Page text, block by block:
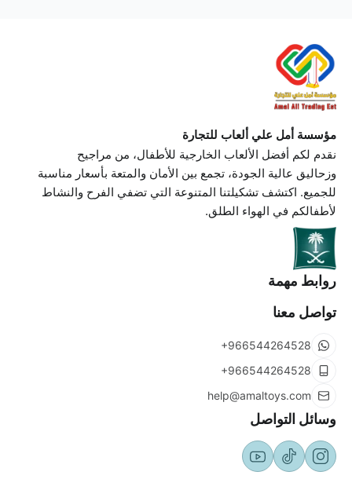
مؤسسة أمل علي ألعاب للتجارة
نقدم لكم أفضل الألعاب الخارجية للأطفال، من مراجيح
وزحاليق عالية الجودة، تجمع بين الأمان والمتعة بأسعار مناسبة
للجميع. اكتشف تشكيلتنا المتنوعة التي تضفي الفرح والنشاط
لأطفالكم في الهواء الطلق.
روابط مهمة
تواصل معنا
+966544264528
+966544264528
help@amaltoys.com
وسائل التواصل